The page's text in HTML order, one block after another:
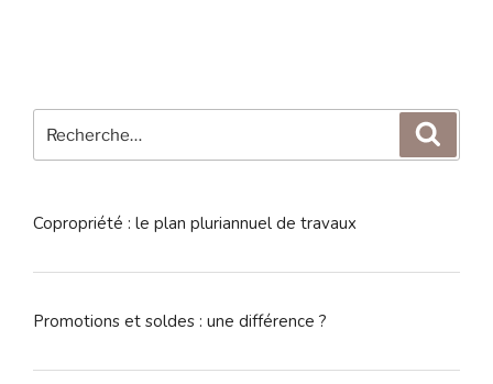
pour
Copropriété : le plan pluriannuel de travaux
Promotions et soldes : une différence ?